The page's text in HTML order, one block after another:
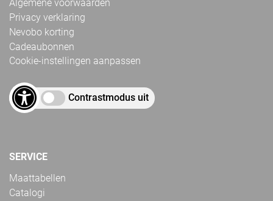
Algemene voorwaarden
Privacy verklaring
Nevobo korting
Cadeaubonnen
Cookie-instellingen aanpassen
Contrastmodus uit
SERVICE
Maattabellen
Catalogi